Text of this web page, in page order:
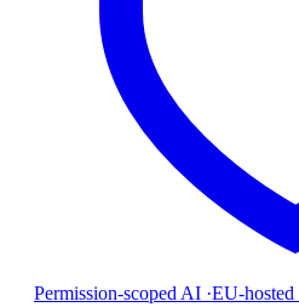
Permission-scoped AI ·EU-hosted